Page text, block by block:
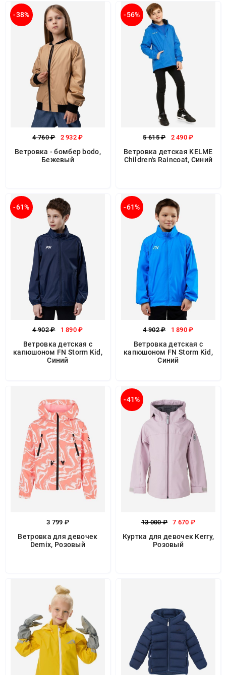
-38%
4 760 ₽ 2 932 ₽
Ветровка - бомбер bodo,
Бежевый
-56%
5 615 ₽ 2 490 ₽
Ветровка детская KELME
Children's Raincoat, Синий
-61%
4 902 ₽ 1 890 ₽
Ветровка детская с
капюшоном FN Storm Kid,
Синий
-61%
4 902 ₽ 1 890 ₽
Ветровка детская с
капюшоном FN Storm Kid,
Синий
3 799 ₽
Ветровка для девочек
Demix, Розовый
-41%
13 000 ₽ 7 670 ₽
Куртка для девочек Kerry,
Розовый